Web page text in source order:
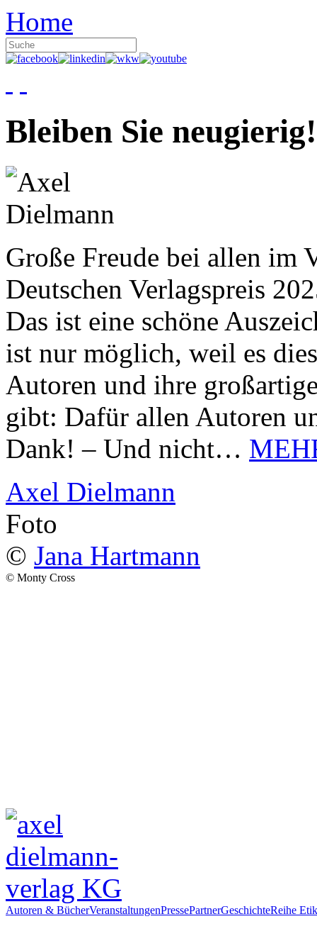
Home
Bleiben Sie neugierig!
Große Freude bei allen im
Deutschen Verlagspreis
Das ist eine schöne
ist nur möglich, weil es
Autoren und ihre
gibt: Dafür allen Autoren
Dank! – Und nicht…
Axel Dielmann
Foto
© Jana Hartmann
© Monty Cross
Autoren & BücherVeranstaltungenPressePartnerGeschichteReihe